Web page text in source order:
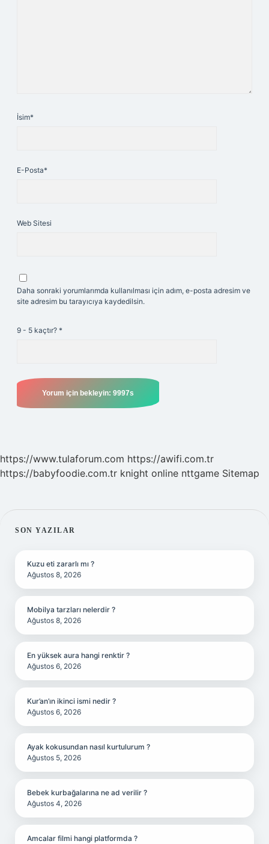
İsim*
E-Posta*
Web Sitesi
Daha sonraki yorumlarımda kullanılması için adım, e-posta adresim ve
site adresim bu tarayıcıya kaydedilsin.
9 - 5 kaçtır? *
https://www.tulaforum.com https://awifi.com.tr
https://babyfoodie.com.tr knight online nttgame Sitemap
SIDEBAR
SON YAZILAR
Kuzu eti zararlı mı ?
Ağustos 8, 2026
Mobilya tarzları nelerdir ?
Ağustos 8, 2026
En yüksek aura hangi renktir ?
Ağustos 6, 2026
Kur’an’ın ikinci ismi nedir ?
Ağustos 6, 2026
Ayak kokusundan nasıl kurtulurum ?
Ağustos 5, 2026
Bebek kurbağalarına ne ad verilir ?
Ağustos 4, 2026
Amcalar filmi hangi platformda ?